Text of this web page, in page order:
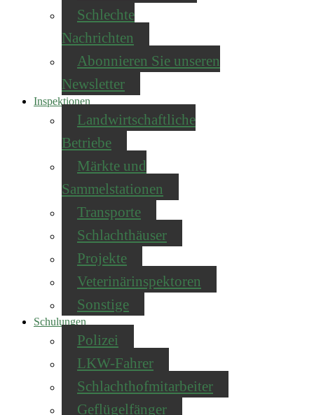
Schlechte
Nachrichten
Abonnieren Sie unseren
Newsletter
Inspektionen
Landwirtschaftliche
Betriebe
Märkte und
Sammelstationen
Transporte
Schlachthäuser
Projekte
Veterinärinspektoren
Sonstige
Schulungen
Polizei
LKW-Fahrer
Schlachthofmitarbeiter
Geflügelfänger